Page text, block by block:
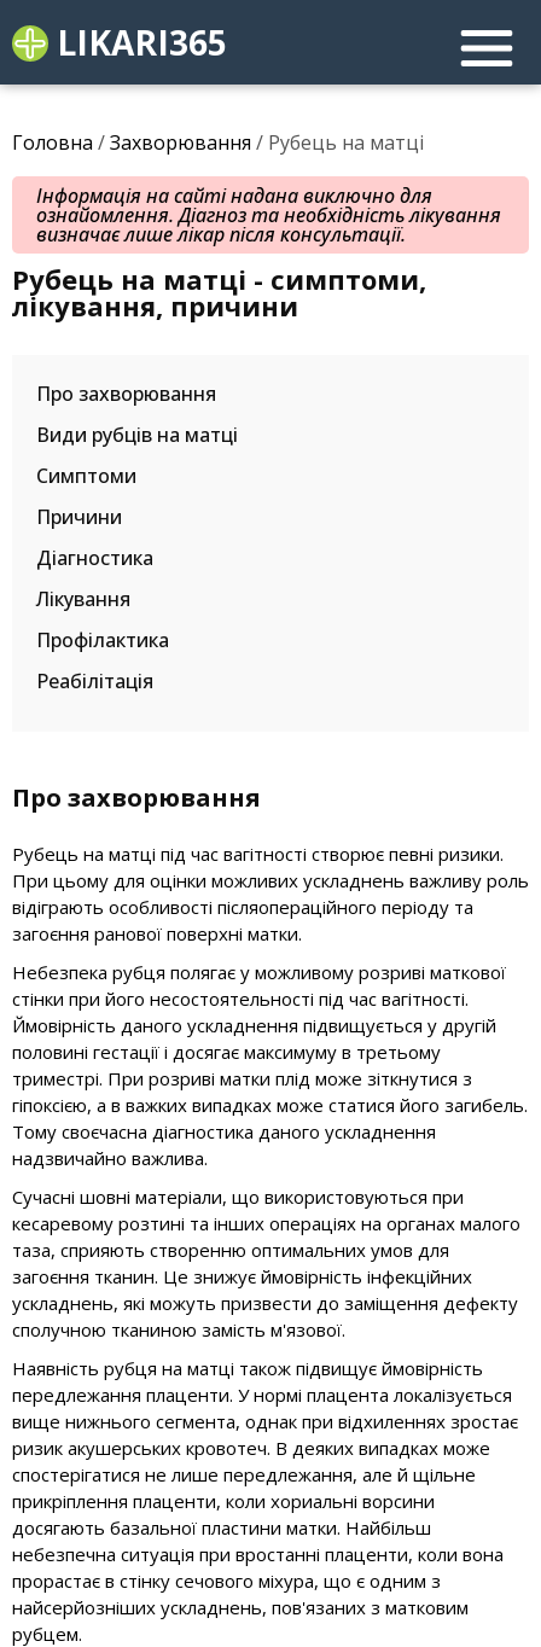
LIKARI365
Головна /Захворювання / Рубець на матці
Інформація на сайті надана виключно для
ознайомлення. Діагноз та необхідність лікування
визначає лише лікар після консультації.
Рубець на матці - симптоми,
лікування, причини
Про захворювання
Види рубців на матці
Симптоми
Причини
Діагностика
Лікування
Профілактика
Реабілітація
Про захворювання
Рубець на матці під час вагітності створює певні ризики.
При цьому для оцінки можливих ускладнень важливу роль
відіграють особливості післяопераційного періоду та
загоєння ранової поверхні матки.
Небезпека рубця полягає у можливому розриві маткової
стінки при його несостоятельності під час вагітності.
Ймовірність даного ускладнення підвищується у другій
половині гестації і досягає максимуму в третьому
триместрі. При розриві матки плід може зіткнутися з
гіпоксією, а в важких випадках може статися його загибель.
Тому своєчасна діагностика даного ускладнення
надзвичайно важлива.
Сучасні шовні матеріали, що використовуються при
кесаревому розтині та інших операціях на органах малого
таза, сприяють створенню оптимальних умов для
загоєння тканин. Це знижує ймовірність інфекційних
ускладнень, які можуть призвести до заміщення дефекту
сполучною тканиною замість м'язової.
Наявність рубця на матці також підвищує ймовірність
передлежання плаценти. У нормі плацента локалізується
вище нижнього сегмента, однак при відхиленнях зростає
ризик акушерських кровотеч. В деяких випадках може
спостерігатися не лише передлежання, але й щільне
прикріплення плаценти, коли хориальні ворсини
досягають базальної пластини матки. Найбільш
небезпечна ситуація при вростанні плаценти, коли вона
прорастає в стінку сечового міхура, що є одним з
найсерйозніших ускладнень, пов'язаних з матковим
рубцем.